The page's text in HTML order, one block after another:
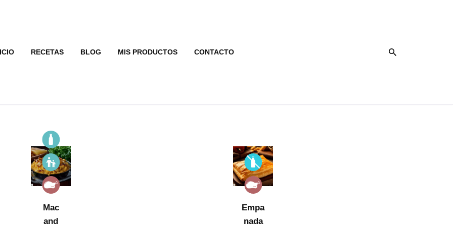
RECETAS BLOG MIS PRODUCTOS CONTACTO
Mac
and
Empa
nada